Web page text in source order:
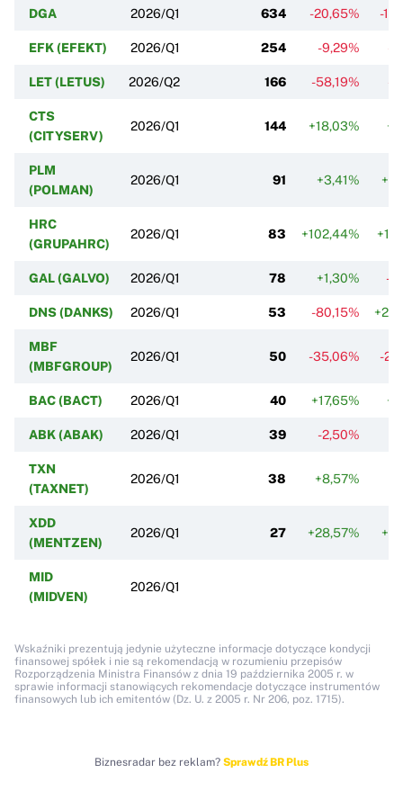
DGA 2026/Q1 634 -20,65% -
EFK (EFEKT) 2026/Q1 254 -9,29% -
LET (LETUS) 2026/Q2 166 -58,19% -
CTS
(CITYSERV)
2026/Q1 144 +18,03%
PLM
(POLMAN)
2026/Q1 91 +3,41%
HRC
(GRUPAHRC)
2026/Q1 83 +102,44%
GAL (GALVO) 2026/Q1 78 +1,30% -
DNS (DANKS) 2026/Q1 53 -80,15%
MBF
(MBFGROUP)
2026/Q1 50 -35,06% -
BAC (BACT) 2026/Q1 40 +17,65%
ABK (ABAK) 2026/Q1 39 -2,50%
TXN
(TAXNET)
2026/Q1 38 +8,57%
XDD
(MENTZEN)
2026/Q1 27 +28,57%
MID
(MIDVEN)
2026/Q1
Wskaźniki prezentują jedynie użyteczne informacje dotyczące kondycji
finansowej spółek i nie są rekomendacją w rozumieniu przepisów
Rozporządzenia Ministra Finansów z dnia 19 października 2005 r. w
sprawie informacji stanowiących rekomendacje dotyczące instrumentów
finansowych lub ich emitentów (Dz. U. z 2005 r. Nr 206, poz. 1715).
Biznesradar bez reklam? Sprawdź BR Plus